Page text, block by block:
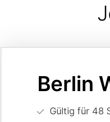
KartenvarianteBerlin
Gültig für 48